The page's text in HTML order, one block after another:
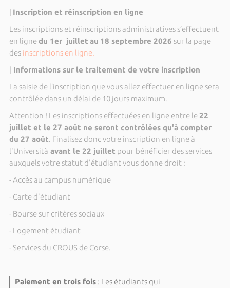
Inscription et réinscription en ligne
Les inscriptions et réinscriptions administratives s’effectuent
en lignedu 1er juillet au 18 septembre 2026 sur la page
des inscriptions en ligne.
Informations sur le traitement de votre inscription
La saisie de l’inscription que vous allez effectuer en ligne sera
contrôlée dans un délai de 10 jours maximum.
Attention ! Les inscriptions effectuées en ligne entre le 22
juillet et le 27 août ne seront contrôlées qu'à compter
du 27 août. Finalisez donc votre inscription en ligne à
l'Università avant le 22 juillet pour bénéficier des services
auxquels votre statut d'étudiant vous donne droit :
- Accès au campus numérique
- Carte d'étudiant
- Bourse sur critères sociaux
- Logement étudiant
- Services du CROUS de Corse.
Paiement en trois fois: Les étudiants qui